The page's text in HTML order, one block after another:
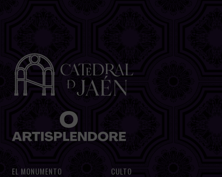
EL MONUMENTO CULTO